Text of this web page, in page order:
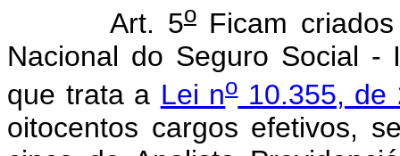
Art. 5oFicam criados
Nacional do Seguro Social -
que trata a Lei no10.355, de
oitocentos cargos efetivos,